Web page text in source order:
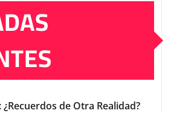
de Otra Realidad?